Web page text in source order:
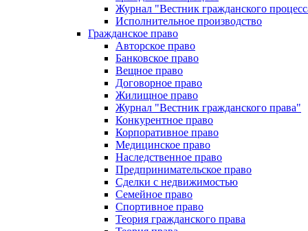
Журнал "Вестник гражданского
Исполнительное производство
Гражданское право
Авторское право
Банковское право
Вещное право
Договорное право
Жилищное право
Журнал "Вестник гражданского права"
Конкурентное право
Корпоративное право
Медицинское право
Наследственное право
Предпринимательское право
Сделки с недвижимостью
Семейное право
Спортивное право
Теория гражданского права